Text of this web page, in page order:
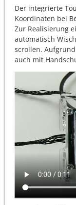
Der integrierte
Koordinaten bei
Zur Realisierung
automatisch
scrollen.
auch mit